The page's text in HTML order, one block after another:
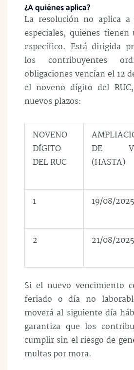
¿A quiénes aplica?
La resolución no aplica a
especiales, quienes
específico. Está dirigida
los contribuyentes
obligaciones vencían el 12
el noveno dígito del
nuevos plazos:
NOVENO
DÍGITO
DEL RUC
DE
(HASTA)
1 19/08/2025
2 21/08/2025
Si el nuevo vencimiento
feriado o día no
moverá al siguiente día
garantiza que los
cumplir sin el riesgo de
multas por mora.